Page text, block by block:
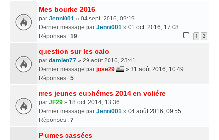
Mes bourke 2016
par Jenni001 » 04 sept. 2016, 09:19
Dernier message par Jenni001 » 01 oct. 2016, 17:08
Réponses : 19 1 2
question sur les calo
par damien77 » 29 août 2016, 23:41
Dernier message par jose29 » 31 août 2016, 10:49
Réponses : 5
mes jeunes euphémes 2014 en voliére
par JF29 » 18 oct. 2014, 13:36
Dernier message par Jenni001 » 04 août 2016, 09:55
Réponses : 7
Plumes cassées